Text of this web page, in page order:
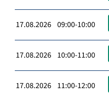
17.08.2026 09:00-10:00
17.08.2026 10:00-11:00
17.08.2026 11:00-12:00